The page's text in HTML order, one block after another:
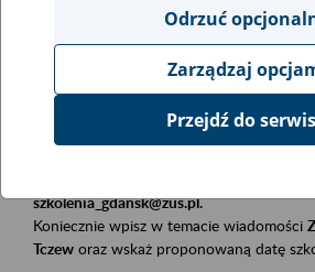
Obszar merytoryczny
Płatnicy, ubezpieczeni, świadczeniobiorcy
Opis wydarzenia
Szkolenie stacjonarne w siedzibie firmy,
szkolenia_gdansk@zus.pl.
Koniecznie wpisz w temacie wiadomości
Tczew oraz wskaż proponowaną datę
Odrzuć
Zarządzaj
Przejdź do